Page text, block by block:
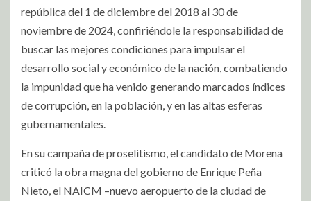
república del 1 de diciembre del 2018 al 30 de
noviembre de 2024, confiriéndole la responsabilidad de
buscar las mejores condiciones para impulsar el
desarrollo social y económico de la nación, combatiendo
la impunidad que ha venido generando marcados índices
de corrupción, en la población, y en las altas esferas
gubernamentales.
En su campaña de proselitismo, el candidato de Morena
criticó la obra magna del gobierno de Enrique Peña
Nieto, el NAICM –nuevo aeropuerto de la ciudad de